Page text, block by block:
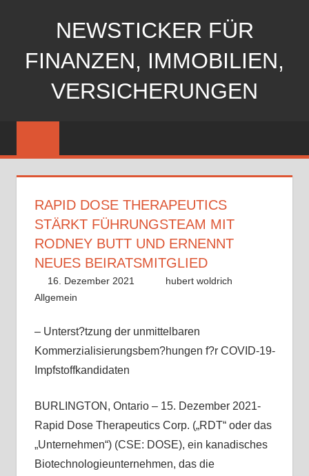
NEWSTICKER FÜR
FINANZEN, IMMOBILIEN,
VERSICHERUNGEN
RAPID DOSE THERAPEUTICS
STÄRKT FÜHRUNGSTEAM MIT
RODNEY BUTT UND ERNENNT
NEUES BEIRATSMITGLIED
16. Dezember 2021
hubert woldrich
Allgemein
– Unterst?tzung der unmittelbaren
Kommerzialisierungsbem?hungen f?r COVID-19-
Impfstoffkandidaten
BURLINGTON, Ontario – 15. Dezember 2021-
Rapid Dose Therapeutics Corp. („RDT“ oder das
„Unternehmen“) (CSE: DOSE), ein kanadisches
Biotechnologieunternehmen, das die